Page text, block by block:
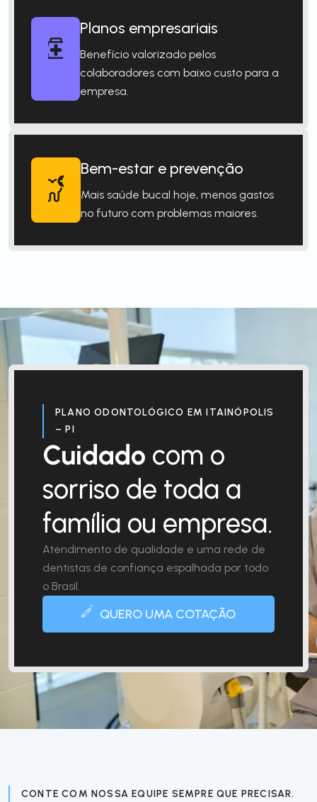
Planos empresariais
Benefício valorizado pelos
colaboradores com baixo custo para a
empresa.
Bem-estar e prevenção
Mais saúde bucal hoje, menos gastos
no futuro com problemas maiores.
PLANO ODONTOLÓGICO EM ITAINÓPOLIS
– PI
Cuidado com o
sorriso de toda a
família ou empresa.
Atendimento de qualidade e uma rede de
dentistas de confiança espalhada por todo
o Brasil.
QUERO UMA COTAÇÃO
CONTE COM NOSSA EQUIPE SEMPRE QUE PRECISAR.